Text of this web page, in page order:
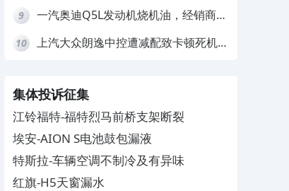
9
一汽奥迪Q5L发动机烧机油，经销商推
10
上汽大众朗逸中控遭减配致卡顿死机，
集体投诉征集
江铃福特-福特烈马前桥支架断裂
埃安-AION S电池鼓包漏液
特斯拉-车辆空调不制冷及有异味
红旗-H5天窗漏水